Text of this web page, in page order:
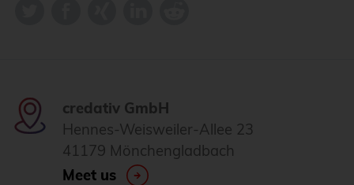
credativ GmbH
Hennes-Weisweiler-Allee 23
41179 Mönchengladbach
Meet us